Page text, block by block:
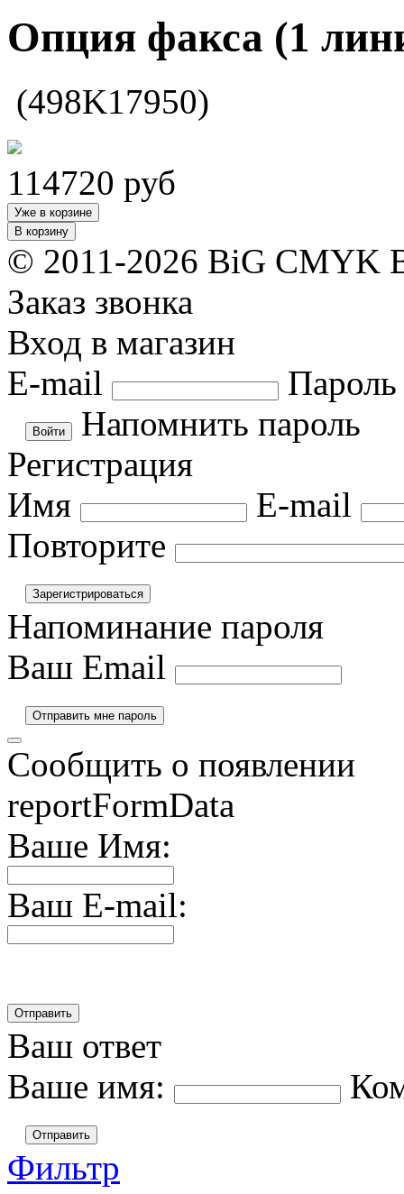
Опция факса (1
(498K17950)
114720 руб
Уже в корзине
В корзину
© 2011-2026 BiG CMYK
Заказ звонка
Вход в магазин
E-mail
Пароль
Напомнить пароль
Регистрация
Имя
E-mail
Повторите
Напоминание пароля
Ваш Email
Сообщить о появлении
reportFormData
Ваше Имя:
Ваш E-mail:
Ваш ответ
Ваше имя:
Отправить
Фильтр